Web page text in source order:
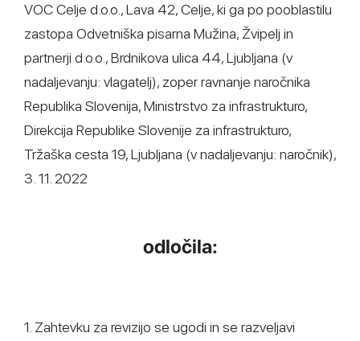
VOC Celje d.o.o., Lava 42, Celje, ki ga po pooblastilu
zastopa Odvetniška pisarna Mužina, Žvipelj in
partnerji d.o.o., Brdnikova ulica 44, Ljubljana (v
nadaljevanju: vlagatelj), zoper ravnanje naročnika
Republika Slovenija, Ministrstvo za infrastrukturo,
Direkcija Republike Slovenije za infrastrukturo,
Tržaška cesta 19, Ljubljana (v nadaljevanju: naročnik),
3. 11. 2022
odločila:
1. Zahtevku za revizijo se ugodi in se razveljavi